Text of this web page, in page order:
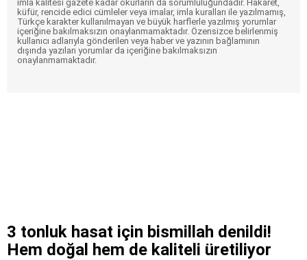
imla kalitesi gazete kadar okurların da sorumluluğundadır. Hakaret,
küfür, rencide edici cümleler veya imalar, imla kuralları ile yazılmamış,
Türkçe karakter kullanılmayan ve büyük harflerle yazılmış yorumlar
içeriğine bakılmaksızın onaylanmamaktadır. Özensizce belirlenmiş
kullanıcı adlarıyla gönderilen veya haber ve yazının bağlamının
dışında yazılan yorumlar da içeriğine bakılmaksızın
onaylanmamaktadır.
3 tonluk hasat için bismillah denildi!
Hem doğal hem de kaliteli üretiliyor